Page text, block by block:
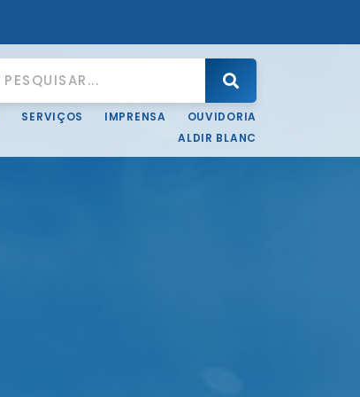
SERVIÇOS IMPRENSA
OUVIDORIA
ALDIR BLANC